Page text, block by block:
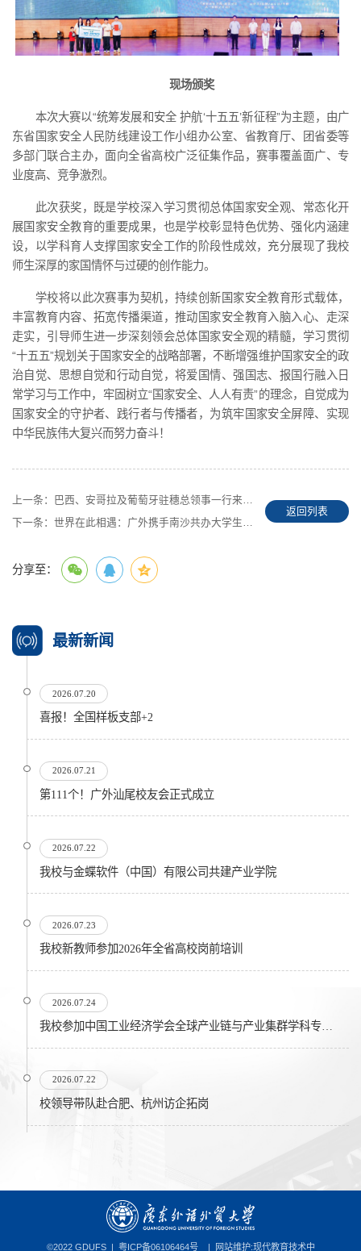
现场颁奖
本次大赛以“统筹发展和安全 护航‘十五五’新征程”为主题，由广
东省国家安全人民防线建设工作小组办公室、省教育厅、团省委等
多部门联合主办，面向全省高校广泛征集作品，赛事覆盖面广、专
业度高、竞争激烈。
此次获奖，既是学校深入学习贯彻总体国家安全观、常态化开
展国家安全教育的重要成果，也是学校彰显特色优势、强化内涵建
设，以学科育人支撑国家安全工作的阶段性成效，充分展现了我校
师生深厚的家国情怀与过硬的创作能力。
学校将以此次赛事为契机，持续创新国家安全教育形式载体，
丰富教育内容、拓宽传播渠道，推动国家安全教育入脑入心、走深
走实，引导师生进一步深刻领会总体国家安全观的精髓，学习贯彻
“十五五”规划关于国家安全的战略部署，不断增强维护国家安全的政
治自觉、思想自觉和行动自觉，将爱国情、强国志、报国行融入日
常学习与工作中，牢固树立“国家安全、人人有责”的理念，自觉成为
国家安全的守护者、践行者与传播者，为筑牢国家安全屏障、实现
中华民族伟大复兴而努力奋斗！
上一条： 巴西、安哥拉及葡萄牙驻穗总领事一行来访我校
下一条： 世界在此相遇：广外携手南沙共办大学生国际文化节
返回列表
分享至：
最新新闻
2026.07.20
喜报！全国样板支部+2
2026.07.21
第111个！广外汕尾校友会正式成立
2026.07.22
我校与金蝶软件（中国）有限公司共建产业学院
2026.07.23
我校新教师参加2026年全省高校岗前培训
2026.07.24
2026.07.22
校领导带队赴合肥、杭州访企拓岗
©2022 GDUFS | 粤ICP备06106464号| 网站维护:现代教育技术中